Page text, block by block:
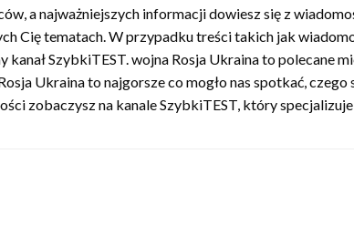
a najważniejszych informacji dowiesz się z
Cię tematach. W przypadku treści takich jak
SzybkiTEST. wojna Rosja Ukraina to polecane
Ukraina to najgorsze co mogło nas spotkać,
zobaczysz na kanale SzybkiTEST, który